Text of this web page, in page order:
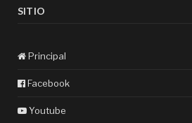
SITIO
Principal
Facebook
Youtube